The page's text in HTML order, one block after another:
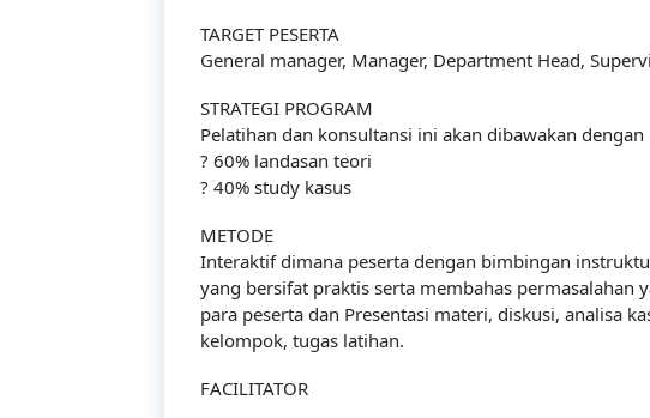
TARGET PESERTA
General manager, Manager, Department Head,
STRATEGI PROGRAM
Pelatihan dan konsultansi ini akan dibawakan dengan
? 60% landasan teori
? 40% study kasus
METODE
Interaktif dimana peserta dengan bimbingan
yang bersifat praktis serta membahas permasalahan
para peserta dan Presentasi materi, diskusi, analisa
kelompok, tugas latihan.
FACILITATOR